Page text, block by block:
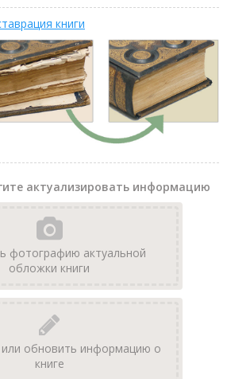
книги
актуализировать информацию
фотографию актуальной
обложки книги
обновить информацию о
книге